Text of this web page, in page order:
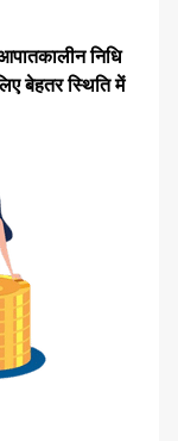
निधि
बेहतर स्थिति में